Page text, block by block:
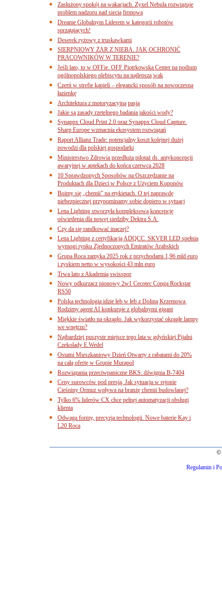
Zasłużony spokój na wakacjach. Zyxel Nebula rozwiązuje
problem nadzoru nad siecią firmową
Dreame Globalnym Liderem w kategorii robotów
sprzątających!
Deserek ryżowy z truskawkami
SIERPNIOWY ŻAR Z NIEBA. JAK OCHRONIĆ
PRACOWNIKÓW W TERENIE?
Jeśli lato, to w OFFie. OFF Piotrkowska Center na podium
ogólnopolskiego plebiscytu na najlepszą wak
Czerń w strefie kąpieli – elegancki sposób na nowoczesną
łazienkę
Architektura z motoryzacyjną pasją
Jakie są zasady rzetelnego badania jakości wody?
Synappx Cloud Print 2.0 oraz Synappx Cloud Capture.
Sharp Europe wzmacnia ekosystem rozwiązań
Raport Allianz Trade: potencjalny koszt kolejnej dużej
powodzi dla polskiej gospodarki
Ministerstwo Zdrowia przedłuża pilotaż ds. antykoncepcji
awaryjnej w aptekach do końca czerwca 2028
10 Sprawdzonych Sposobów na Oszczędzanie na
Produktach dla Dzieci w Polsce z Użyciem Kuponów
Boimy się „chemii” na etykietach. O tej naprawdę
niebezpiecznej przypominamy sobie dopiero w sytuacj
Lena Lighting stworzyła kompleksową koncepcję
oświetlenia dla nowej siedziby Dektra S.A.
Czy da się randkować inaczej?
Lena Lighting z certyfikacją ADQCC. SKVER LED spełnia
wymogi rynku Zjednoczonych Emiratów Arabskich
Grupa Roca zamyka 2025 rok z przychodami 1,96 mld euro
i zyskiem netto w wysokości 43 mln euro
Trwa lato z Akademią swisspor
Nowy odkurzacz pionowy 2w1 Cecotec Conga Rockstar
RS50
Polska technologia idzie łeb w łeb z Doliną Krzemową.
Rodzimy agent AI konkuruje z globalnymi gigant
Miękkie światło na okrągło. Jak wykorzystać okrągłe lampy
we wnętrzu?
Najbardziej puszyste miejsce tego lata w gdyńskiej Pijalni
Czekolady E.Wedel
Ostatni Mieszkaniowy Dzień Otwarty z rabatami do 20%
na całą ofertę w Grupie Murapol
Rozwiązania przeciwpaniczne BKS: dźwignia B-7404
Ceny surowców pod presją. Jak sytuacja w rejonie
Cieśniny Ormuz wpływa na branżę chemii budowlanej?
Tylko 6% liderów CX chce pełnej automatyzacji obsługi
klienta
Odwaga formy, precyzja technologii. Nowe baterie Kay i
L20 Roca
©
Regulamin i